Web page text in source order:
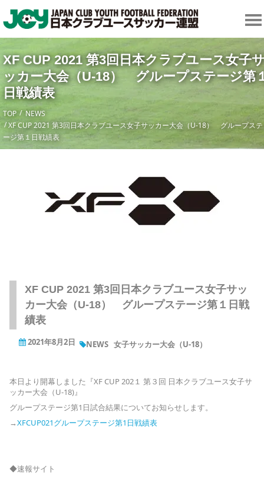
XF CUP 2021 第3回日本クラブユース女子
ッカー大会（U-18） グループステージ第
日戦績表
TOP
NEWS
XF CUP 2021 第3回日本クラブユース女子サッカー大会（U-18） グループステ
ージ第１日戦績表
XF CUP 2021 第3回日本クラブユース女子サッ
カー大会（U-18） グループステージ第１日戦
績表
2021年8月2日 NEWS 女子サッカー大会（U-18）
本日より開幕しました『XF CUP 202１ 第３回 日本クラブユース女子サ
ッカー大会（U-18)』
グループステージ第1日試合結果についてお知らせします。
→XFCUP021グループステージ第1日戦績表
◆速報サイト